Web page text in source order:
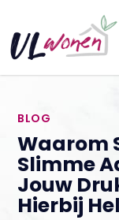
BLOG
Waarom
Slimme
Jouw
Hierbij